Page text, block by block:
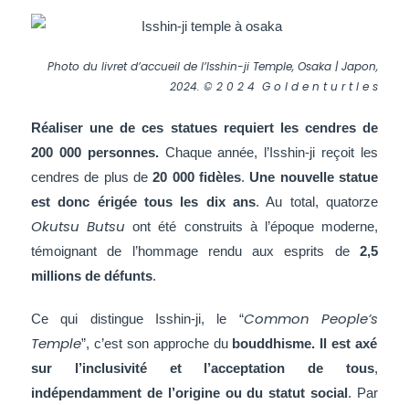
Photo du livret d’accueil de l’Isshin-ji Temple, Osaka | Japon,
2024. © 2 0 2 4 G o l d e n t u r t l e s
Réaliser une de ces statues requiert les cendres de
200 000 personnes. Chaque année, l’Isshin-ji reçoit les
cendres de plus de 20 000 fidèles. Une nouvellestatue
est donc érigée tous les dix ans. Au total, quatorze
Okutsu Butsu ont été construits à l’époque moderne,
témoignant de l’hommage rendu aux esprits de 2,5
millions de défunts.
Ce qui distingue Isshin-ji, le “CommonPeople’s
Temple”, c’est son approche du bouddhisme. Il est axé
sur l’inclusivité et l’acceptation de tous,
indépendamment de l’origine ou du statut social. Par